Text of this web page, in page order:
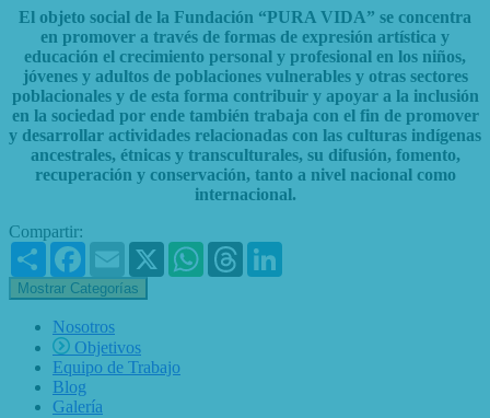
El objeto social de la Fundación “PURA VIDA” se concentra
en promover a través de formas de expresión artística y
educación el crecimiento personal y profesional en los niños,
jóvenes y adultos de poblaciones vulnerables y otras sectores
poblacionales y de esta forma contribuir y apoyar a la inclusión
en la sociedad por ende también trabaja con el fin de promover
y desarrollar actividades relacionadas con las culturas indígenas
ancestrales, étnicas y transculturales, su difusión, fomento,
recuperación y conservación, tanto a nivel nacional como
internacional.
Compartir:
Share Facebook
Email X WhatsApp
Threads
Mostrar Categorías
Nosotros
Objetivos
Equipo de Trabajo
Blog
Galería